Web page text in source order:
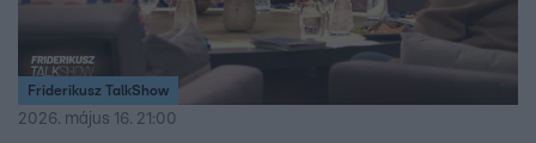
Friderikusz TalkShow
2026. május 16. 21:00